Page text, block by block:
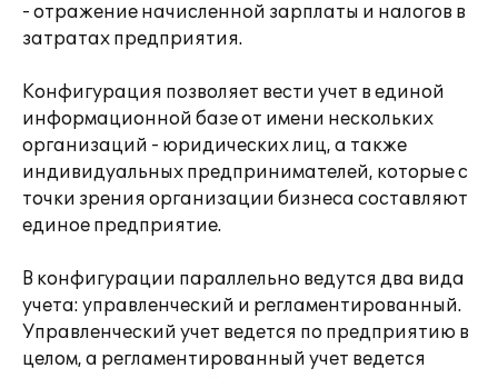
- отражение начисленной зарплаты и налогов в
затратах предприятия.
Конфигурация позволяет вести учет в единой
информационной базе от имени нескольких
организаций - юридических лиц, а также
индивидуальных предпринимателей, которые с
точки зрения организации бизнеса составляют
единое предприятие.
В конфигурации параллельно ведутся два вида
учета: управленческий и регламентированный.
Управленческий учет ведется по предприятию в
целом, а регламентированный учет ведется